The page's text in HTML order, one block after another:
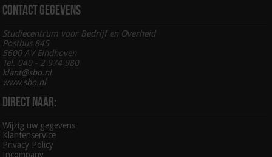
Contact gegevens
Studiecentrum voor Bedrijf en Overheid
Postbus 845
5600 AV Eindhoven
Tel. 040 - 2 974 980
klant@sbo.nl
www.sbo.nl
Direct naar:
Wijzig uw gegevens
Klantenservice
Privacy Policy
Incompany